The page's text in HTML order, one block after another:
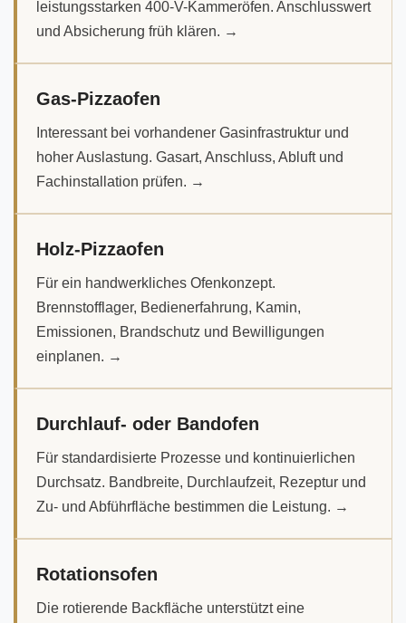
leistungsstarken 400-V-Kammeröfen. Anschlusswert
und Absicherung früh klären. →
Gas-Pizzaofen
Interessant bei vorhandener Gasinfrastruktur und
hoher Auslastung. Gasart, Anschluss, Abluft und
Fachinstallation prüfen. →
Holz-Pizzaofen
Für ein handwerkliches Ofenkonzept.
Brennstofflager, Bedienerfahrung, Kamin,
Emissionen, Brandschutz und Bewilligungen
einplanen. →
Durchlauf- oder Bandofen
Für standardisierte Prozesse und kontinuierlichen
Durchsatz. Bandbreite, Durchlaufzeit, Rezeptur und
Zu- und Abführfläche bestimmen die Leistung. →
Rotationsofen
Die rotierende Backfläche unterstützt eine